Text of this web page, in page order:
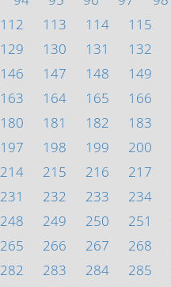
112 113 114 115
129 130 131 132
146 147 148 149
163 164 165 166
180 181 182 183
197 198 199 200
214 215 216 217
231 232 233 234
248 249 250 251
265 266 267 268
282 283 284 285